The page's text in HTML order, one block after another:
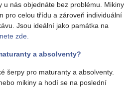
u nás objednáte bez problému. Mikiny
pro celou třídu a zároveň individuální
Jsou ideální jako památka na
zde.
a absolventy?
šerpy pro maturanty a absolventy.
mikiny a hodí se na poslední